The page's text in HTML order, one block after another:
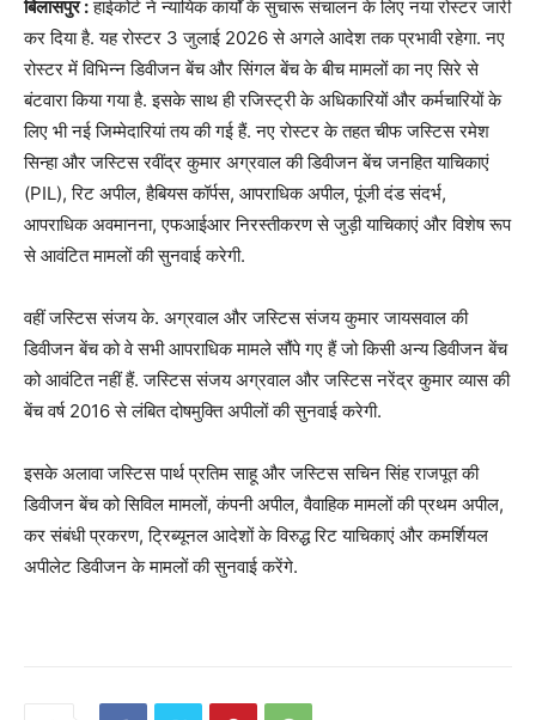
बिलासपुर :हाईकोर्ट ने न्यायिक कार्यों के सुचारू संचालन के लिए नया रोस्टर जारी
कर दिया है. यह रोस्टर 3 जुलाई 2026 से अगले आदेश तक प्रभावी रहेगा. नए
रोस्टर में विभिन्न डिवीजन बेंच और सिंगल बेंच के बीच मामलों का नए सिरे से
बंटवारा किया गया है. इसके साथ ही रजिस्ट्री के अधिकारियों और कर्मचारियों के
लिए भी नई जिम्मेदारियां तय की गई हैं. नए रोस्टर के तहत चीफ जस्टिस रमेश
सिन्हा और जस्टिस रवींद्र कुमार अग्रवाल की डिवीजन बेंच जनहित याचिकाएं
(PIL), रिट अपील, हैबियस कॉर्पस, आपराधिक अपील, पूंजी दंड संदर्भ,
आपराधिक अवमानना, एफआईआर निरस्तीकरण से जुड़ी याचिकाएं और विशेष रूप
से आवंटित मामलों की सुनवाई करेगी.
वहीं जस्टिस संजय के. अग्रवाल और जस्टिस संजय कुमार जायसवाल की
डिवीजन बेंच को वे सभी आपराधिक मामले सौंपे गए हैं जो किसी अन्य डिवीजन बेंच
को आवंटित नहीं हैं. जस्टिस संजय अग्रवाल और जस्टिस नरेंद्र कुमार व्यास की
बेंच वर्ष 2016 से लंबित दोषमुक्ति अपीलों की सुनवाई करेगी.
इसके अलावा जस्टिस पार्थ प्रतिम साहू और जस्टिस सचिन सिंह राजपूत की
डिवीजन बेंच को सिविल मामलों, कंपनी अपील, वैवाहिक मामलों की प्रथम अपील,
कर संबंधी प्रकरण, ट्रिब्यूनल आदेशों के विरुद्ध रिट याचिकाएं और कमर्शियल
अपीलेट डिवीजन के मामलों की सुनवाई करेंगे.